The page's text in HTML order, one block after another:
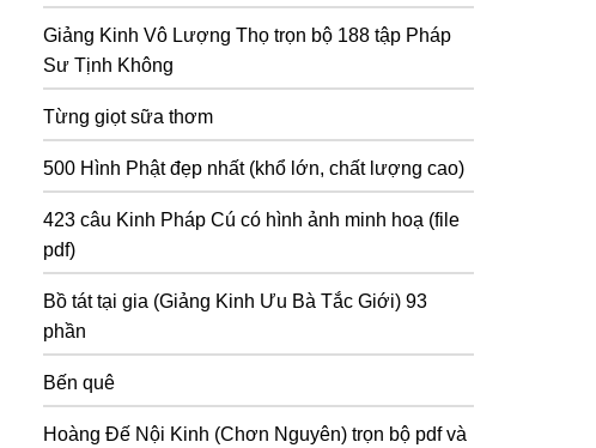
Giảng Kinh Vô Lượng Thọ trọn bộ 188 tập Pháp
Sư Tịnh Không
Từng giọt sữa thơm
500 Hình Phật đẹp nhất (khổ lớn, chất lượng cao)
423 câu Kinh Pháp Cú có hình ảnh minh hoạ (file
pdf)
Bồ tát tại gia (Giảng Kinh Ưu Bà Tắc Giới) 93
phần
Bến quê
Hoàng Đế Nội Kinh (Chơn Nguyên) trọn bộ pdf và